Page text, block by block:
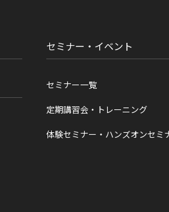
セミナー・イベント
セミナー一覧
定期講習会・トレーニング
体験セミナー・ハンズオンセミ